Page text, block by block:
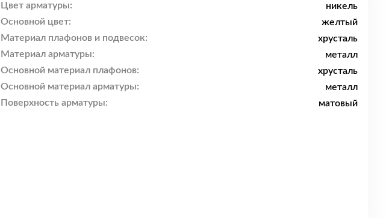
Цвет арматуры:
никель
Основной цвет:
желтый
Материал плафонов и подвесок:
хрусталь
Материал арматуры:
металл
Основной материал плафонов:
хрусталь
Основной материал арматуры:
металл
Поверхность арматуры:
матовый